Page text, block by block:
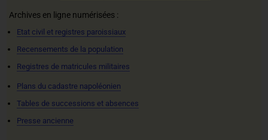
Archives en ligne numérisées :
Etat civil et registres paroissiaux
Recensements de la population
Registres de matricules militaires
Plans du cadastre napoléonien
Tables de successions et absences
Presse ancienne